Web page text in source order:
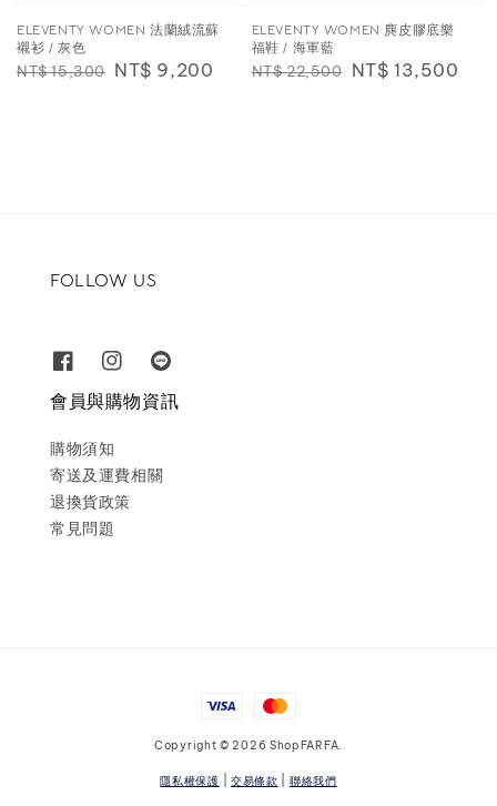
ELEVENTY WOMEN 法蘭絨流蘇
襯衫 / 灰色
Regular
NT$ 15,300 Sale
NT$ 9,200
ELEVENTY WOMEN 麂皮膠底樂
福鞋 / 海軍藍
Regular
NT$ 22,500 Sale
NT$ 13,500
FOLLOW US
會員與購物資訊
購物須知
寄送及運費相關
退換貨政策
常見問題
Copyright © 2026 ShopFARFA.
隱私權保護 交易條款 聯絡我們